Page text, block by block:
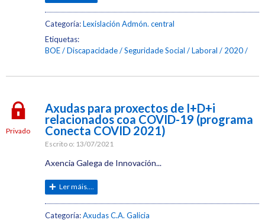
Categoría:Lexislación Admón. central
Etiquetas:
BOE
Discapacidade Seguridade Social Laboral 2020
Privado
Axudas para proxectos de I+D+i
relacionados coa COVID-19 (programa
Conecta COVID 2021)
Escrito o: 13/07/2021
Axencia Galega de Innovación...
Ler máis....
Categoría:Axudas C.A. Galicia